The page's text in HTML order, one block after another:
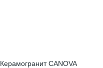
Керамогранит CANOVA